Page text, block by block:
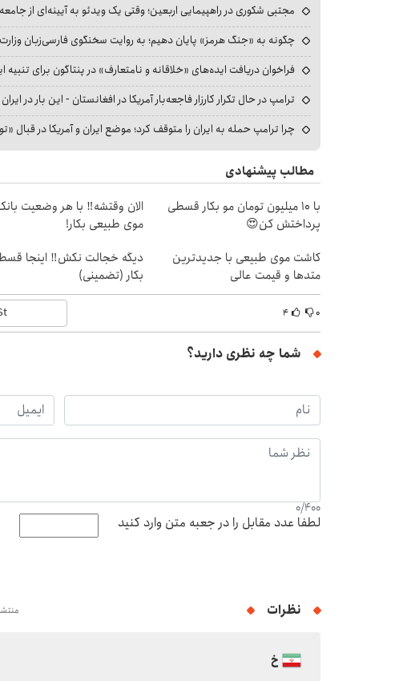
مجتبی شکوری در راهپیمایی اربعین؛ وقتی یک ویدئو به آیینه‌ای از
چگونه به «جنگ هرمز» پایان دهیم؛ به روایت سخنگوی فارسی‌زبان وزارت
فراخوان دریافت ایده‌های «خلاقانه و نامتعارف» در پنتاگون برای تنبیه
ترامپ در حال تکرار کارزار فاجعه‌بار آمریکا در افغانستان - این بار در
چرا ترامپ حمله به ایران را متوقف کرد؛ موضع ایران و آمریکا در قبال
مطالب پیشنهادی
با 10 میلیون تومان مو بکار قسطی
پرداختش کن😍
الان وقتشه‼️ با هر وضعیت
موی طبیعی بکار!
کاشت موی طبیعی با جدیدترین
متدها و قیمت عالی
دیگه خجالت نکش‼️ اینجا
بکار (تضمینی)
۰ ۴
شما چه نظری دارید؟
0/400
لطفا عدد مقابل را در جعبه متن وارد کنید
نظرات
خ